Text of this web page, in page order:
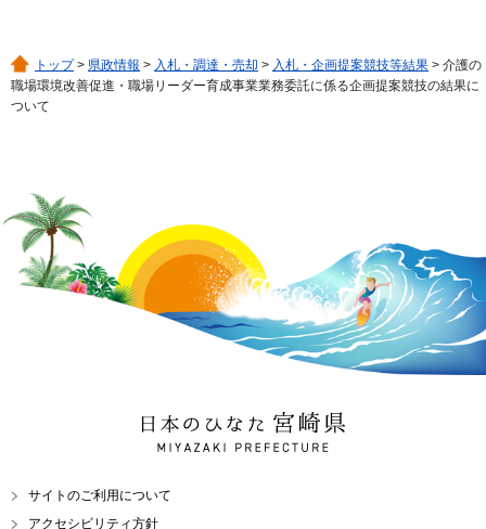
トップ> 県政情報 > 入札・調達・売却 > 入札・企画提案競技等結果 > 介護の
職場環境改善促進・職場リーダー育成事業業務委託に係る企画提案競技の結果に
ついて
日本のひなた 宮崎県
MIYAZAKI PREFECTURE
サイトのご利用について
アクセシビリティ方針